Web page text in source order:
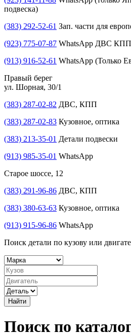
подвеска)
(383) 292-52-61 Зап. части для
(923) 775-07-87 WhatsApp ДВС
(913) 916-52-61 WhatsApp (Только
Правый берег
ул. Шорная, 30/1
(383) 287-02-82 ДВС, КПП
(383) 287-02-83 Кузовное, оптика
(383) 213-35-01 Детали подвески
(913) 985-35-01 WhatsApp
Старое шоссе, 12
(383) 291-96-86 ДВС, КПП
(383) 380-63-63 Кузовное, оптика
(913) 915-96-86 WhatsApp
Поиск детали по кузову или
Найти
Поиск по